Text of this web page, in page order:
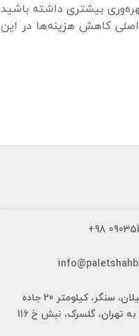
بیشتری داشته باشید
اصلی کاهش هزینه‌ها در این
استان گیلان، سنگر، کیلومتر 20 جاده
تهران، گلسرک، نبش خ 116